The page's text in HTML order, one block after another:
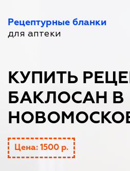
Рецептурные бланки
для аптеки
КУПИТЬ
БАКЛОСАН В
Цена: 1500 р.